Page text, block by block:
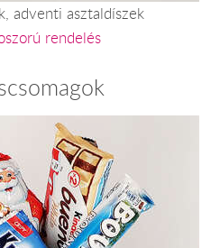
adventi asztaldíszek
rendelés